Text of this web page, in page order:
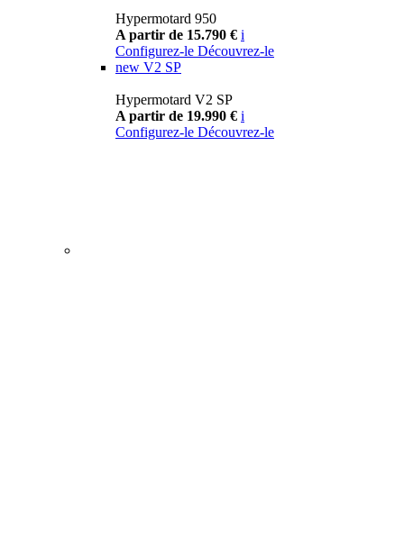
Hypermotard 950
A partir de 15.790 € i
Configurez-le Découvrez-le
new V2 SP
Hypermotard V2 SP
A partir de 19.990 € i
Configurez-le Découvrez-le